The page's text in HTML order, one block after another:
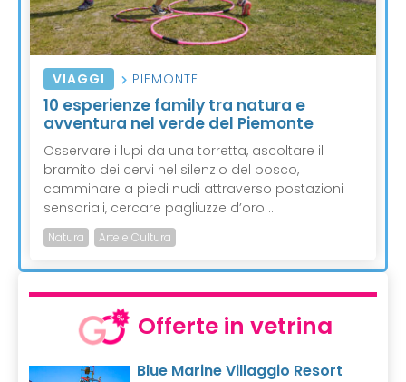
VIAGGI PIEMONTE
10 esperienze family tra natura e
avventura nel verde del Piemonte
Osservare i lupi da una torretta, ascoltare il
bramito dei cervi nel silenzio del bosco,
camminare a piedi nudi attraverso postazioni
sensoriali, cercare pagliuzze d’oro ...
Natura Arte e Cultura
Offerte in vetrina
Blue Marine Villaggio Resort